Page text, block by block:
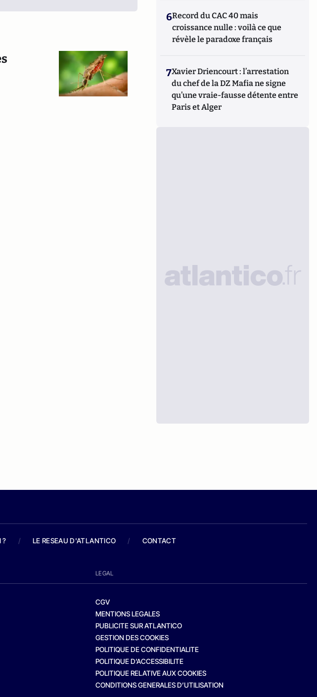
6Record du CAC 40 mais
croissance nulle : voilà ce que
révèle le paradoxe français
7Xavier Driencourt : l’arrestation
du chef de la DZ Mafia ne signe
qu’une vraie-fausse détente entre
Paris et Alger
? / LE RESEAU D'ATLANTICO / CONTACT
LEGAL
CGV
MENTIONS LEGALES
PUBLICITE SUR ATLANTICO
GESTION DES COOKIES
POLITIQUE DE CONFIDENTIALITE
POLITIQUE D’ACCESSIBILITE
POLITIQUE RELATIVE AUX COOKIES
CONDITIONS GENERALES D’UTILISATION